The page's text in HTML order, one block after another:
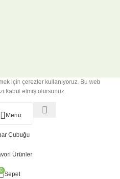
için çerezler kullanıyoruz. Bu web
kabul etmiş olursunuz.
Menü
Çubuğu
Ürünler
0
Sepet